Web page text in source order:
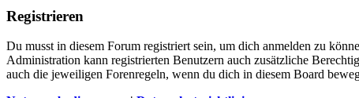
Registrieren
Du musst in diesem Forum registriert sein, um dich anmelden zu
Administration kann registrierten Benutzern auch zusätzliche
auch die jeweiligen Forenregeln, wenn du dich in diesem Board